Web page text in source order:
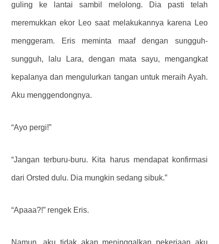
guling ke lantai sambil melolong. Dia pasti telah
meremukkan ekor Leo saat melakukannya karena Leo
menggeram. Eris meminta maaf dengan sungguh-
sungguh, lalu Lara, dengan mata sayu, mengangkat
kepalanya dan mengulurkan tangan untuk meraih Ayah.
Aku menggendongnya.
“Ayo pergi!”
“Jangan terburu-buru. Kita harus mendapat konfirmasi
dari Orsted dulu. Dia mungkin sedang sibuk.”
“Apaaa?!” rengek Eris.
Namun, aku tidak akan meninggalkan pekerjaan aku